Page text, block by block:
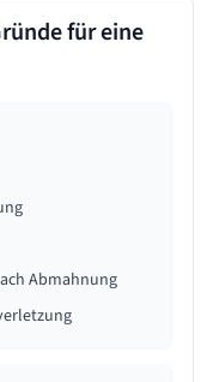
für eine
Abmahnung